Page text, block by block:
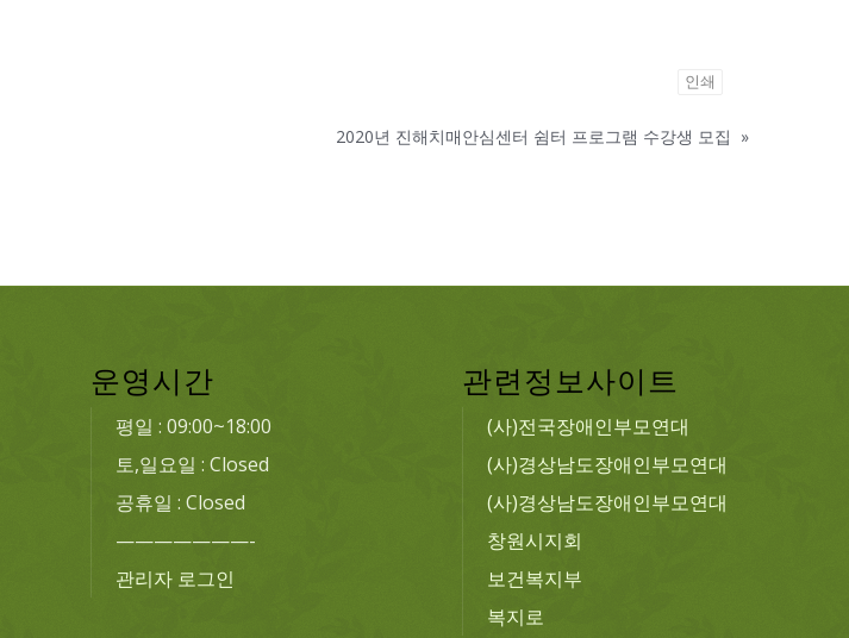
인쇄
2020년 진해치매안심센터 쉼터 프로그램 수강생 모집 »
운영시간
평일 : 09:00~18:00
토,일요일 : Closed
공휴일 : Closed
———————-
관리자 로그인
관련정보사이트
(사)전국장애인부모연대
(사)경상남도장애인부모연대
(사)경상남도장애인부모연대
창원시지회
보건복지부
복지로